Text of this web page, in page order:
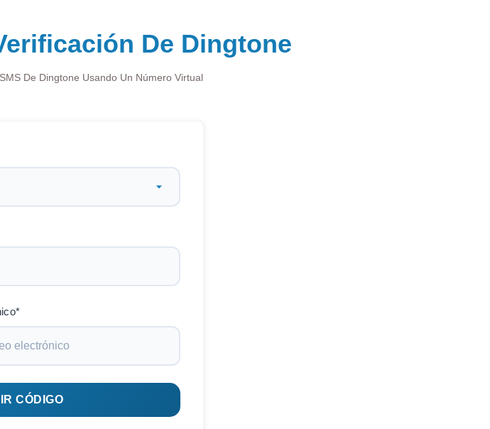
De Dingtone
De Dingtone Usando Un Número Virtual
CÓDIGO